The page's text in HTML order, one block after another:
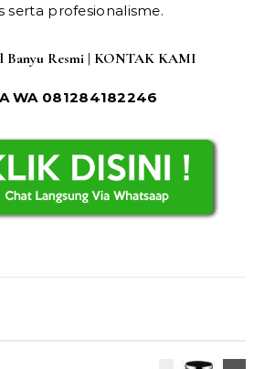
serta profesionalisme.
Banyu Resmi | KONTAK KAMI
WA 081284182246